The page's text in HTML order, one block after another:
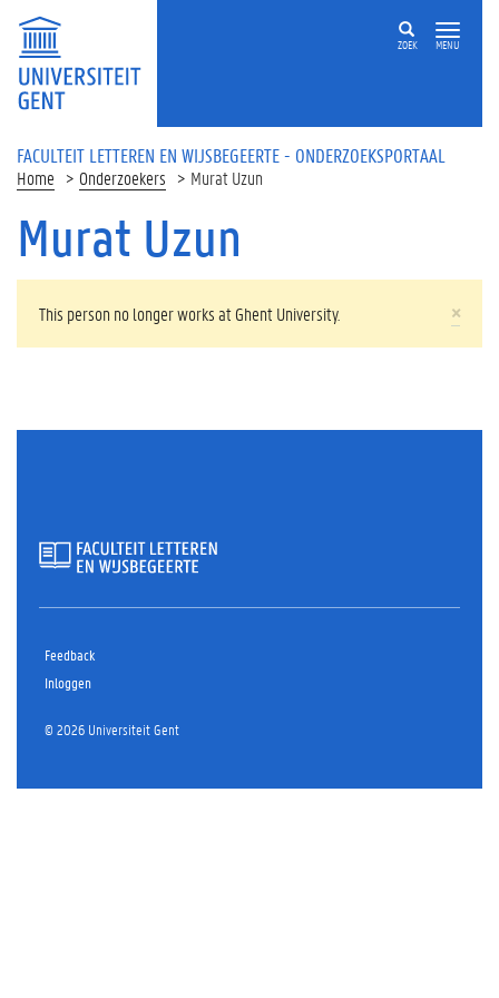
Overslaan en naar de inhoud gaan
ZOEK MENU
FACULTEIT LETTEREN EN WIJSBEGEERTE - ONDERZOEKSPORTAAL
Home Onderzoekers Murat Uzun
Murat Uzun
×
WAARSCHUWINGSBERICHT
This person no longer works at Ghent University.
Feedback
Inloggen
© 2026 Universiteit Gent